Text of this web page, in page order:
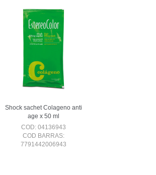
Shock sachet Colageno anti
age x 50 ml
COD: 04136943
COD BARRAS:
7791442006943